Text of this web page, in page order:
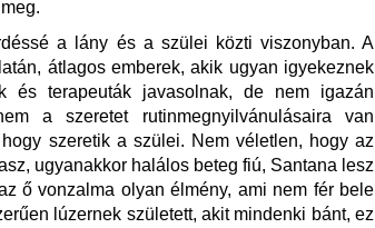
a lány és a szülei közti viszonyban. A
átlagos emberek, akik ugyan igyekeznek
és terapeuták javasolnak, de nem igazán
a szeretet rutinmegnyilvánulásaira van
szeretik a szülei. Nem véletlen, hogy az
ugyanakkor halálos beteg fiú, Santana lesz
ő vonzalma olyan élmény, ami nem fér bele
lúzernek született, akit mindenki bánt, ez